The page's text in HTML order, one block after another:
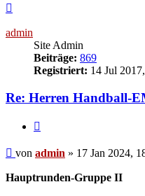
admin
Site Admin
Beiträge: 869
Registriert: 14 Jul
Re: Herren Handball-
Beitrag
von admin » 17 Jan 2024,
Hauptrunden-Gruppe II